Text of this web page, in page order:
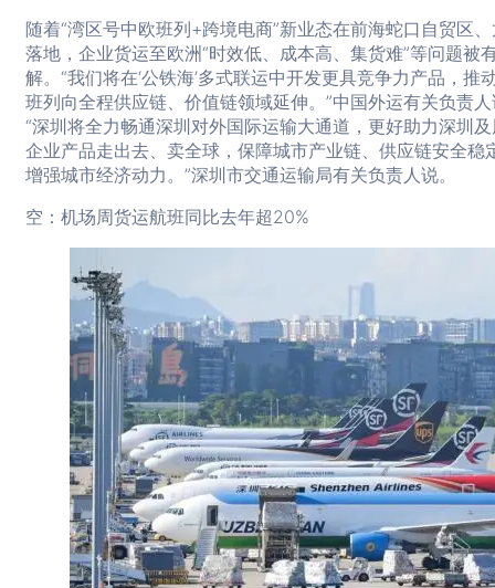
随着“湾区号中欧班列+跨境电商”新业态在前海蛇口自贸区
落地，企业货运至欧洲“时效低、成本高、集货难”等问题被
解。“我们将在‘公铁海’多式联运中开发更具竞争力产品，推
班列向全程供应链、价值链领域延伸。”中国外运有关负责
“深圳将全力畅通深圳对外国际运输大通道，更好助力深圳
企业产品走出去、卖全球，保障城市产业链、供应链安全稳
增强城市经济动力。”深圳市交通运输局有关负责人说。
空：机场周货运航班同比去年超20%